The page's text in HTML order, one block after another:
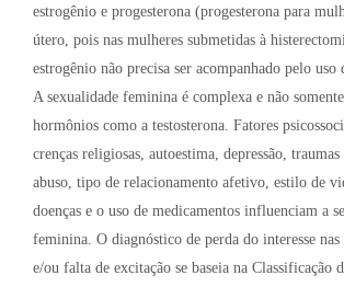
estrogênio e progesterona (progesterona para
útero, pois nas mulheres submetidas à
estrogênio não precisa ser acompanhado pelo uso
A sexualidade feminina é complexa e não
hormônios como a testosterona. Fatores
crenças religiosas, autoestima, depressão,
abuso, tipo de relacionamento afetivo, estilo de
doenças e o uso de medicamentos influenciam a
feminina. O diagnóstico de perda do interesse nas
e/ou falta de excitação se baseia na Classificação